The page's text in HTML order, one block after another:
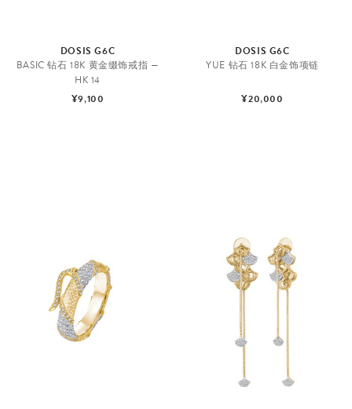
DOSIS G6C
BASIC 钻石 18K 黄金缀饰戒指 —
HK 14
¥9,100
DOSIS G6C
YUE 钻石 18K 白金饰项链
¥20,000